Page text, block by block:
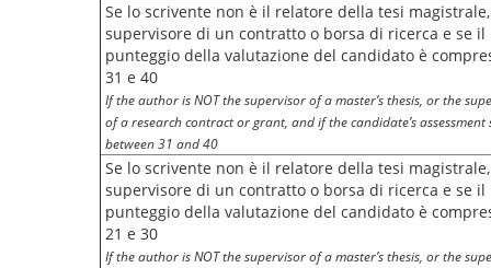
Se lo scrivente non è il relatore della tesi
supervisore di un contratto o borsa di ricerca e se il
punteggio della valutazione del candidato è
31 e 40
If the author is NOT the supervisor of a master’s thesis, or the
of a research contract or grant, and if the candidate’s assessment
between 31 and 40
Se lo scrivente non è il relatore della tesi
supervisore di un contratto o borsa di ricerca e se il
punteggio della valutazione del candidato è
21 e 30
If the author is NOT the supervisor of a master’s thesis, or the